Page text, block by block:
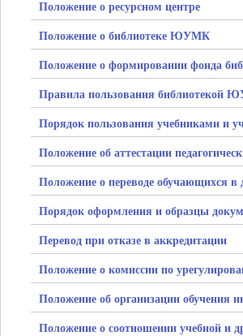
Положение о ресурсном центре
Положение о библиотеке ЮУМК
Положение о формировании фонда
Правила пользования библиотекой
Порядок пользования учебниками и
Положение об аттестации
Положение о переводе обучающихся в
Порядок оформления и образцы
Перевод при отказе в аккредитации
Положение о комиссии по
Положение об организации обучения
Положение о соотношении учебной и